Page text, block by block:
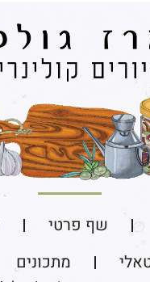
שף פרטי
מתכונים